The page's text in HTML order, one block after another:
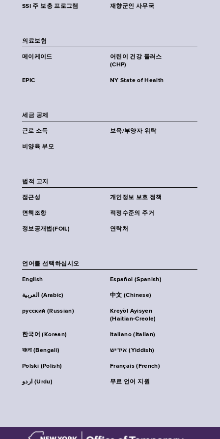
SSI 주 보충 프로그램 재향군인 사무국
의료보험
메이케이드
어린이 건강 플러스
(CHP)
EPIC NY State of Health
세금 공제
근로 소득 보육/부양자 위탁
비양육 부모
법적 고지
접근성 개인정보 보호 정책
면책조항 적정수준의 주거
정보공개법(FOIL) 연락처
언어를 선택하십시오
English Español (Spanish)
العربية (Arabic) 中文 (Chinese)
русский (Russian)
Kreyòl Ayisyen
(Haitian-Creole)
한국어 (Korean) Italiano (Italian)
বাংলা (Bengali) אידיש (Yiddish)
Polski (Polish) Français (French)
اردو (Urdu) 무료 언어 지원